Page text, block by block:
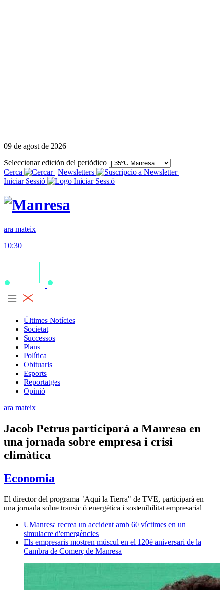
09 de agost de 2026
Seleccionar edición del periódico
Cerca
| Newsletters
|
Iniciar Sessió
ara mateix
10:30
Últimes Notícies
Societat
Successos
Plans
Política
Obituaris
Esports
Reportatges
Opinió
ara mateix
Jacob Petrus participarà a Manresa en
una jornada sobre empresa i crisi
climàtica
Economia
El director del programa "Aquí la Tierra" de TVE, participarà en
una jornada sobre transició energètica i sostenibilitat empresarial
UManresa recrea un accident amb 60 víctimes en un
simulacre d'emergències
Els empresaris mostren múscul en el 120è aniversari de la
Cambra de Comerç de Manresa